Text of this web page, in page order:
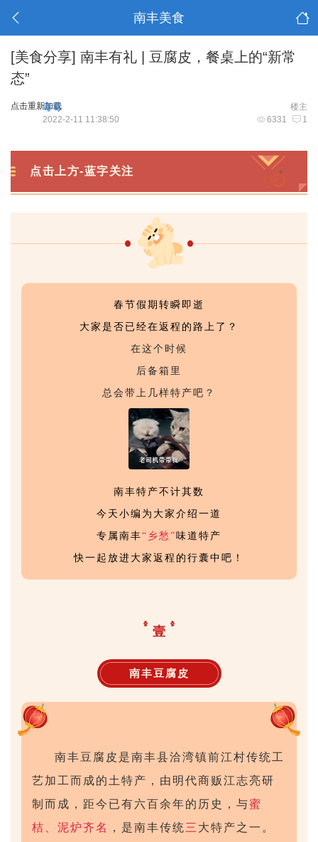
南丰美食
[美食分享] 南丰有礼 | 豆腐皮，餐桌上的“新常
态”
点击重新加载 楼主
毒毒
6331 1
2022-2-11 11:38:50
点击上方-蓝字关注
春节假期转瞬即逝
大家是否已经在返程的路上了？
在这个时候
后备箱里
总会带上几样特产吧？
南丰特产不计其数
今天小编为大家介绍一道
专属南丰“乡愁” 味道特产
快一起放进大家返程的行囊中吧！
壹
南丰豆腐皮
南丰豆腐皮是南丰县洽湾镇前江村传统工
艺加工而成的土特产，由明代商贩江志亮研
制而成，距今已有六百余年的历史，与蜜
桔、泥炉齐名
，是南丰传统三 大特产之一。